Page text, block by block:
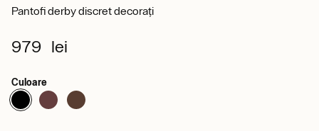
Pantofi derby discret decorați
979 lei
Culoare